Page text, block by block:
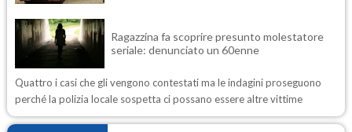
Ragazzina fa scoprire presunto molestatore
seriale: denunciato un 60enne
Quattro i casi che gli vengono contestati ma le indagini proseguono
perché la polizia locale sospetta ci possano essere altre vittime